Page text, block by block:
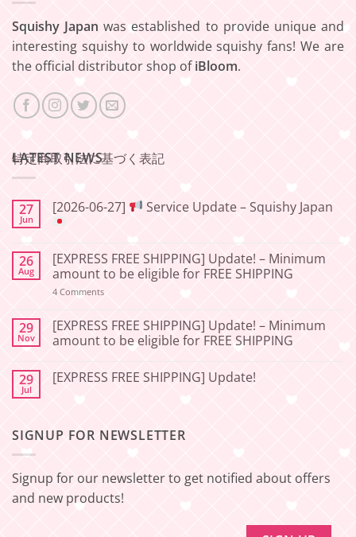
Squishy Japan was established to provide unique and
interesting squishy to worldwide squishy fans! We are
the official distributor shop ofiBloom.
特定商取引法に基づく表記
LATEST NEWS
27
Jun
[2026-06-27] Service Update – Squishy Japan
on
[2026-
06-
27]
Update
–
Squishy
26
Aug
[EXPRESS FREE SHIPPING] Update! – Minimum
amount to be eligible for FREE SHIPPING
4 Commentson
SHIPPING]
Update!
–
to
be
29
Nov
[EXPRESS FREE SHIPPING] Update! – Minimum
amount to be eligible for FREE SHIPPING
on
[EXPRESS
–
Minimum
be
eligible
FREE
29
Jul
[EXPRESS FREE SHIPPING] Update!
FREE
SIGNUP FOR NEWSLETTER
Signup for our newsletter to get notified about offers
and new products!